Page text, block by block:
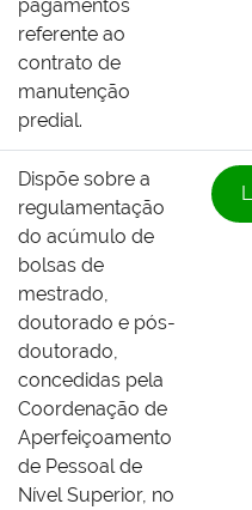
pagamentos
referente ao
contrato de
manutenção
predial.
Dispõe sobre a
regulamentação
do acúmulo de
bolsas de
mestrado,
doutorado e pós-
doutorado,
concedidas pela
Coordenação de
Aperfeiçoamento
de Pessoal de
Nível Superior, no